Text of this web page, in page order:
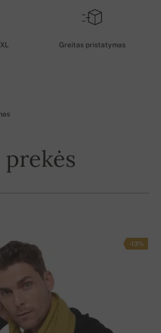
Greitas pristatymas
prekės
-13%